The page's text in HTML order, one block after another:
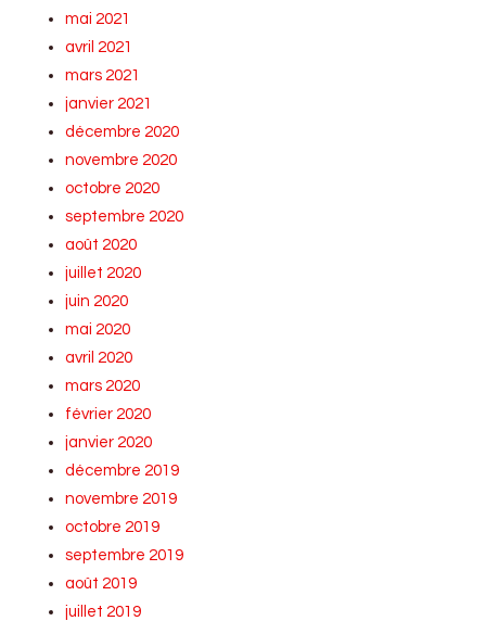
mai 2021
avril 2021
mars 2021
janvier 2021
décembre 2020
novembre 2020
octobre 2020
septembre 2020
août 2020
juillet 2020
juin 2020
mai 2020
avril 2020
mars 2020
février 2020
janvier 2020
décembre 2019
novembre 2019
octobre 2019
septembre 2019
août 2019
juillet 2019